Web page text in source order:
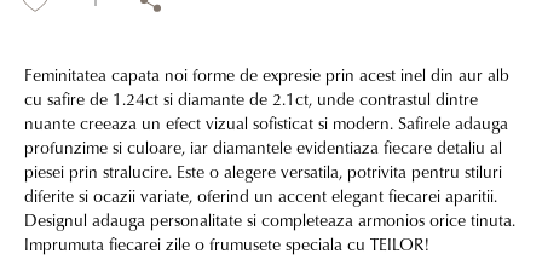
Feminitatea capata noi forme de expresie prin acest inel din aur alb
cu safire de 1.24ct si diamante de 2.1ct, unde contrastul dintre
nuante creeaza un efect vizual sofisticat si modern. Safirele adauga
profunzime si culoare, iar diamantele evidentiaza fiecare detaliu al
piesei prin stralucire. Este o alegere versatila, potrivita pentru stiluri
diferite si ocazii variate, oferind un accent elegant fiecarei aparitii.
Designul adauga personalitate si completeaza armonios orice tinuta.
Imprumuta fiecarei zile o frumusete speciala cu TEILOR!